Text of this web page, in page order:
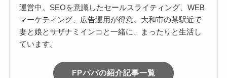
運営中。SEOを意識したセールスライティング、WEB
マーケティング、広告運用が得意。大和市の某駅近で
妻と娘とサザナミインコと一緒に、まったりと生活し
ています。
FPパパの紹介記事一覧